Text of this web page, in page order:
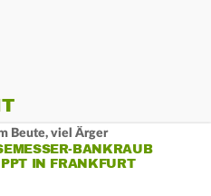
Beute, viel Ärger
BANKRAUB
IN FRANKFURT